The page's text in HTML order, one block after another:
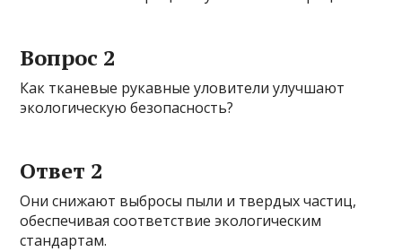
Вопрос 2
Как тканевые рукавные уловители улучшают
экологическую безопасность?
Ответ 2
Они снижают выбросы пыли и твердых частиц,
обеспечивая соответствие экологическим
стандартам.